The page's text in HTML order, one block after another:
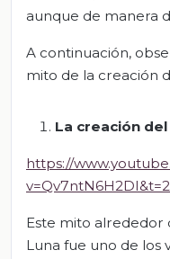
aunque de manera
A continuación,
mito de la creación
La creación
https://
Este mito alrededor
Luna fue uno de los